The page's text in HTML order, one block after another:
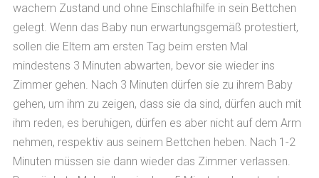
wachem Zustand und ohne Einschlafhilfe in sein Bettchen
gelegt. Wenn das Baby nun erwartungsgemäß protestiert,
sollen die Eltern am ersten Tag beim ersten Mal
mindestens 3 Minuten abwarten, bevor sie wieder ins
Zimmer gehen. Nach 3 Minuten dürfen sie zu ihrem Baby
gehen, um ihm zu zeigen, dass sie da sind, dürfen auch mit
ihm reden, es beruhigen, dürfen es aber nicht auf dem Arm
nehmen, respektiv aus seinem Bettchen heben. Nach 1-2
Minuten müssen sie dann wieder das Zimmer verlassen.